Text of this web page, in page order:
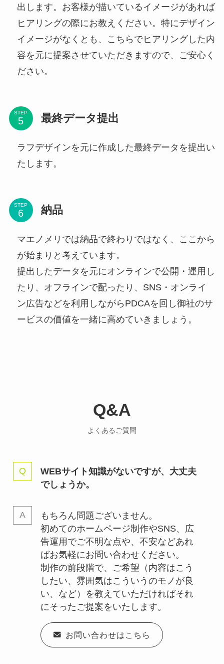
出します。お客様が描いているイメージがあれば
ヒアリングの際にお教えください。特にデザイン
イメージがなくとも、こちらでヒアリングした内
容を元に提案させていただきますので、ご安心く
ださい。
STEP 最終データ提出
ラフデザインを元に作成した最終データを提出い
たします。
STEP 納品
マエノメリでは納品で終わりではなく、ここから
が始まりと考えています。
提出したデータを元にオンラインで公開・運用し
たり、オフラインで配ったり、SNS・オンライ
ン広告などを利用しながらPDCAを回し御社のサ
ービスの価値を一緒に高めていきましょう。
Q&A
よくあるご質問
WEBサイト知識がないですが、大丈夫
でしょうか。
もちろん問題ございません。
初めてのホームページ制作やSNS、広
告運用でご不明な点や、不安などあれ
ばお気軽にお問い合わせください。
制作の前段階で、ご希望（内容はこう
したい、雰囲気はこういうのモノが良
い、など）を教えていただければそれ
にそったご提案をいたします。
お問い合わせはこちら